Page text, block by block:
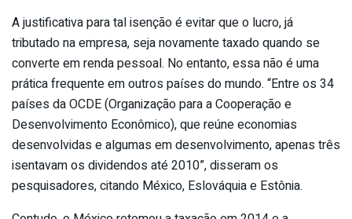
A justificativa para tal isenção é evitar que o lucro, já
tributado na empresa, seja novamente taxado quando se
converte em renda pessoal. No entanto, essa não é uma
prática frequente em outros países do mundo. “Entre os 34
países da OCDE (Organização para a Cooperação e
Desenvolvimento Econômico), que reúne economias
desenvolvidas e algumas em desenvolvimento, apenas três
isentavam os dividendos até 2010”, disseram os
pesquisadores, citando México, Eslováquia e Estônia.